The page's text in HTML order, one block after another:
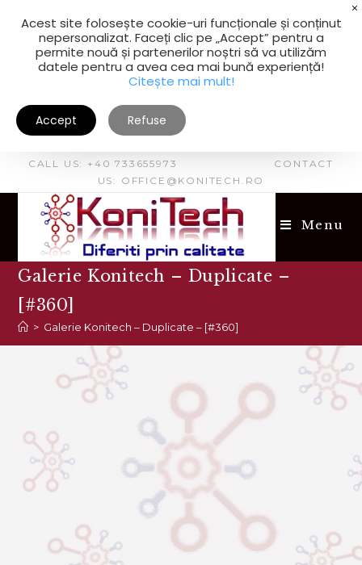
Acest site folosește cookie-uri funcționale și conținut
nepersonalizat. Faceți clic pe „Accept” pentru a
permite nouă și partenerilor noștri să va utilizăm
datele pentru a avea cea mai bună experiență!
Citește mai mult!
Accept Refuse
CALL US: +40 733655973 CONTACT
US: OFFICE@KONITECH.RO
Menu
Galerie Konitech – Duplicate –
[#360]
> Galerie Konitech – Duplicate – [#360]